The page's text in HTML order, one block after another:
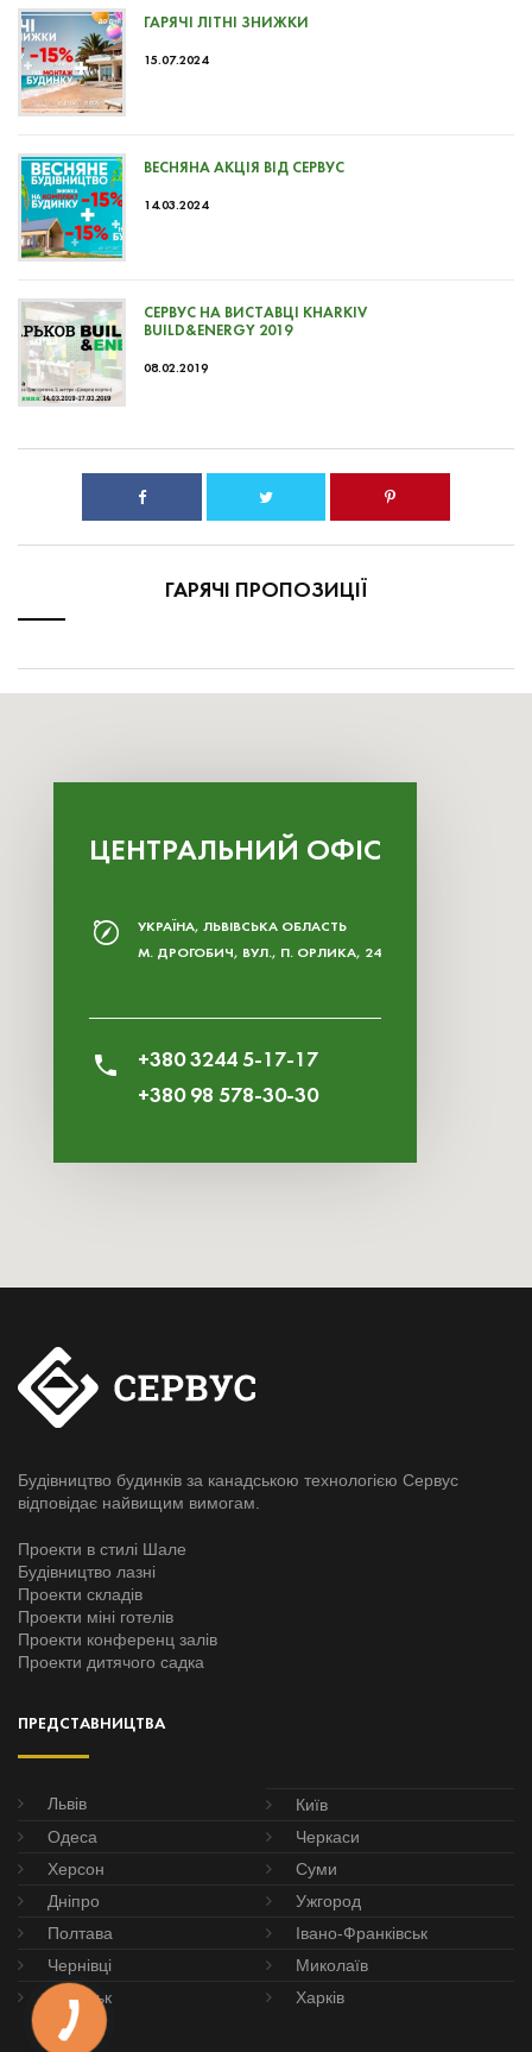
ГАРЯЧІ ЛІТНІ ЗНИЖКИ
15.07.2024
ВЕСНЯНА АКЦІЯ ВІД СЕРВУС
14.03.2024
СЕРВУС НА ВИСТАВЦІ KHARKIV
BUILD&ENERGY 2019
08.02.2019
ГАРЯЧІ ПРОПОЗИЦІЇ
ЦЕНТРАЛЬНИЙ ОФІС
УКРАЇНА, ЛЬВІВСЬКА ОБЛАСТЬ
М. ДРОГОБИЧ, ВУЛ., П. ОРЛИКА, 24
+380 3244 5-17-17
+380 98 578-30-30
Будівництво будинків за канадською технологією Сервус
відповідає найвищим вимогам.
Проекти в стилі Шале
Будівництво лазні
Проекти складів
Проекти міні готелів
Проекти конференц залів
Проекти дитячого садка
ПРЕДСТАВНИЦТВА
Львів
Київ
Одеса
Черкаси
Херсон
Суми
Дніпро
Ужгород
Полтава
Івано-Франківськ
Чернівці
Миколаїв
Донецьк
Харків